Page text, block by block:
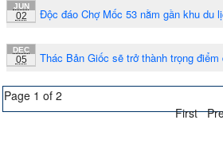
JUN
02 Độc đáo Chợ Mốc 53 nằm gần khu du
DEC
05 Thác Bản Giốc sẽ trở thành trọng
Page 1 of 2
First